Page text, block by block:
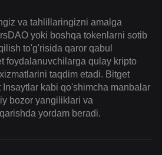
va tahlillaringizni amalga
yoki boshqa tokenlarni sotib
to'g'risida qaror qabul
foydalanuvchilarga qulay kripto
taqdim etadi. Bitget
kabi qo'shimcha manbalar
bozor yangiliklari va
yordam beradi.